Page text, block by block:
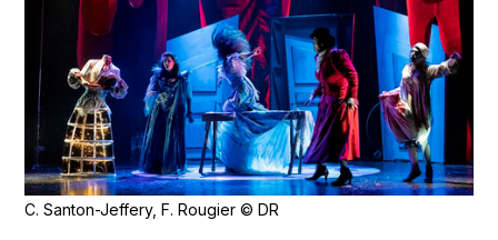
C. Santon-Jeffery, F. Rougier © DR